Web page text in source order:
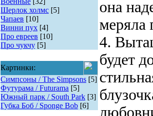
Шерлок холмс[5]
Чапаев [10]
Винни пух[4]
Про евреев [10]
Про чукчу[5]
Картинки:
Симпсоны / The Simpsons[5]
Футурама / Futurama [5]
Южный парк / South Park[3]
Губка Боб / Sponge Bob[6]
она
меряла
4.
будет